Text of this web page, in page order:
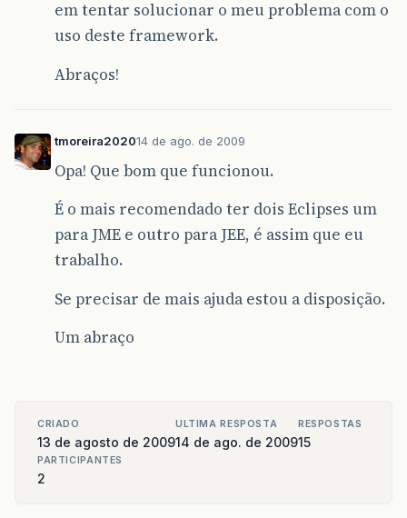
em tentar solucionar o meu problema com o
uso deste framework.
Abraços!
tmoreira202014 de ago. de 2009
Opa! Que bom que funcionou.
É o mais recomendado ter dois Eclipses um
para JME e outro para JEE, é assim que eu
trabalho.
Se precisar de mais ajuda estou a disposição.
Um abraço
CRIADO
13 de agosto de 2009
ULTIMA RESPOSTA
14 de ago. de 2009
RESPOSTAS
15
PARTICIPANTES
2